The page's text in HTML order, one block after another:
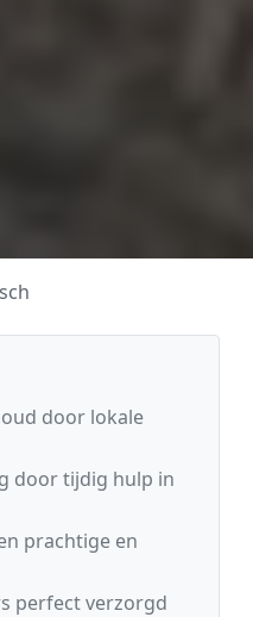
door lokale
door tijdig hulp in
prachtige en
perfect verzorgd